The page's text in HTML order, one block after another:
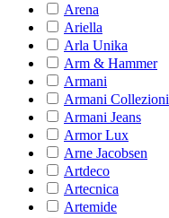
Arena
Ariella
Arla Unika
Arm & Hammer
Armani
Armani Collezioni
Armani Jeans
Armor Lux
Arne Jacobsen
Artdeco
Artecnica
Artemide